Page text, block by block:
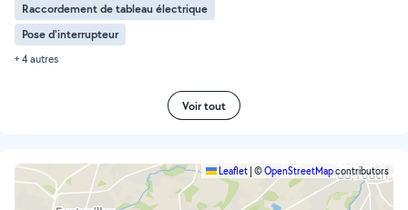
Raccordement de tableau électrique
Pose d'interrupteur
+ 4 autres
Voir tout
Leaflet ©OpenStreetMapcontributors